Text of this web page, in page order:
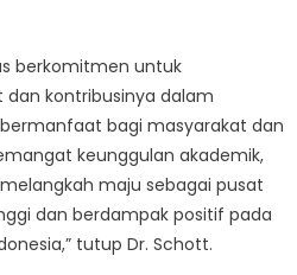
berkomitmen untuk
kontribusinya dalam
bagi masyarakat dan
keunggulan akademik,
maju sebagai pusat
dan berdampak positif pada
tutup Dr. Schott.